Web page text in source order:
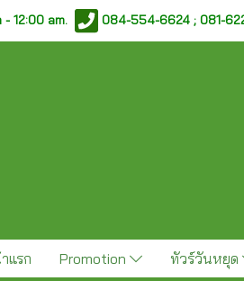
12:00 am. 084-554-6624 ; 081-
แรก Promotion ทัวร์วันหยุด